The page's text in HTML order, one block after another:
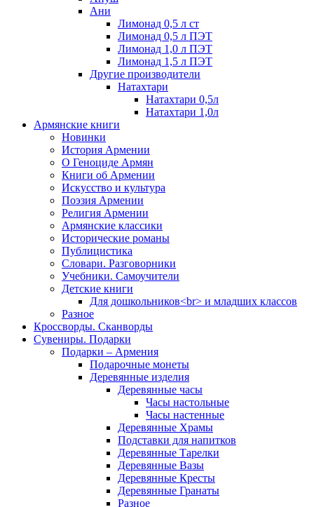
Ани
Лимонад 0,5 л ст
Лимонад 0,5 л ПЭТ
Лимонад 1,0 л ПЭТ
Лимонад 1,5 л ПЭТ
Другие производители
Натахтари
Натахтари 0,5л
Натахтари 1,0л
Армянские книги
Новинки
История Армении
О Геноциде Армян
Книги об Армении
Иcкусство и культура
Поэзия Армении
Религия Армении
Армянские классики
Исторические романы
Публицистика
Словари. Разговорники
Учебники. Самоучители
Детские книги
Для дошкольников<br> и младших классов
Разное
Кроссворды. Сканворды
Сувениры. Подарки
Подарки – Армения
Подарочные монеты
Деревянные изделия
Деревянные часы
Часы настольные
Часы настенные
Деревянные Храмы
Подставки для напитков
Деревянные Тарелки
Деревянные Вазы
Деревянные Кресты
Деревянные Гранаты
Разное